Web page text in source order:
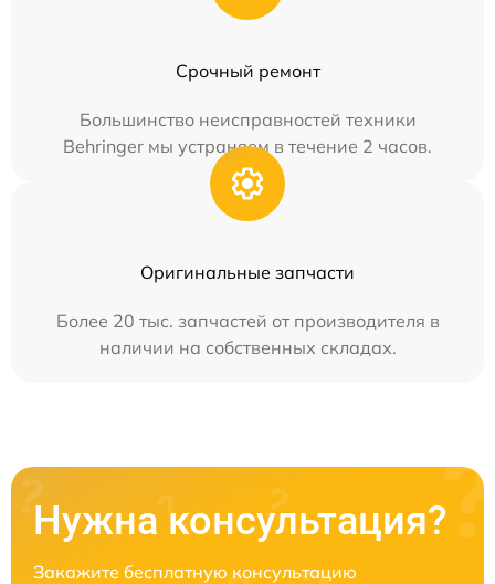
Срочный ремонт
Большинство неисправностей техники
Behringer мы устраняем в течение 2 часов.
Оригинальные запчасти
Более 20 тыс. запчастей от производителя в
наличии на собственных складах.
Нужна консультация?
Закажите бесплатную консультацию